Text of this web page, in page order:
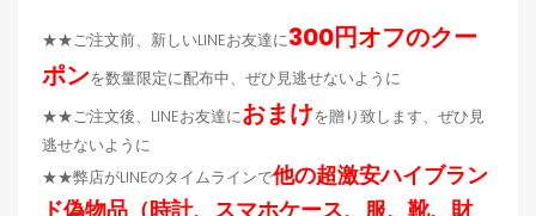
★★ご注文前、新しいLINEお友達に300円オフのクー
ポンを数量限定に配布中、ぜひ見逃せないように
★★ご注文後、LINEお友達におまけを贈り致します、ぜひ見
逃せないように
★★弊店がLINEのタイムラインで他の超激安ハイブラン
ド偽物品（時計、スマホケース、服、靴、財